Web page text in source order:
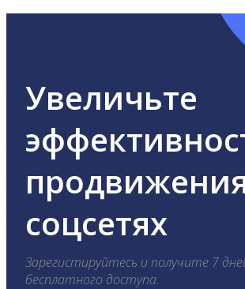
Увеличьте
соцсетях
Зарегистируйтесь и получите 7
бесплатного доступа.